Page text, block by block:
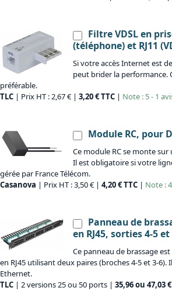
Filtre VDSL en
(téléphone) et RJ11
Si votre accès Internet est
peut brider la performance.
préférable.
TLC | Prix HT : 2,67 € | 3,20 € TTC | Note : 5 - 1
Module RC, pour
Ce module RC se monte
Il est obligatoire si votre
gérée par France Télécom.
Casanova | Prix HT : 3,50 € | 4,20 € TTC | Note :
Panneau de
en RJ45, sorties 4-5 et
Ce panneau de brassage
en RJ45 utilisant deux paires (broches 4-5 et 3-
Ethernet.
TLC | 2 versions 25 ou 50 ports | 35,96 ou 47,03